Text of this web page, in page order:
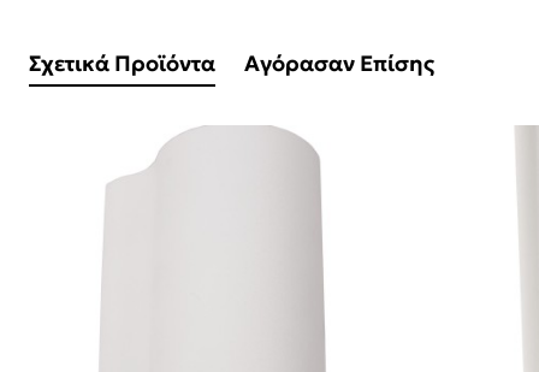
Σχετικά Προϊόντα Αγόρασαν Επίσης